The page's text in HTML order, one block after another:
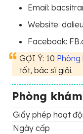
Email:
Website:
Facebook:
GỢI Ý: 10 Phòng
tốt, bác sĩ giỏi.
Phòng
Giấy phép hoạt
Ngày cấp